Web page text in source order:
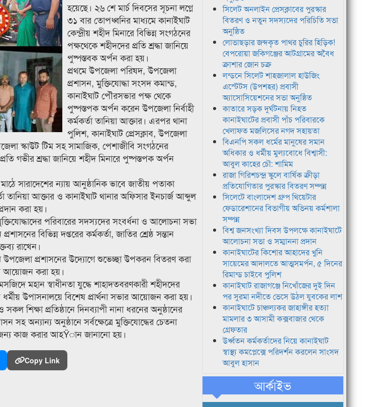
হয়েছে। ২৬ শে মার্চ দিবসের সূচনা লগ্নে
৩১ বার তোপধ্বনির মাধ্যমে কানাইঘাট
কেন্দ্রীয় শহীদ মিনারে বিভিন্ন সংগঠনের
পক্ষথেকে শহীদদের প্রতি শ্রদ্ধা জানিয়ে
পুষ্পস্তবক অর্পন করা হয়।
প্রথমে উপজেলা পরিষদ, উপজেলা
প্রশাসন, মুক্তিযোদ্ধা সংসদ কমান্ড,
কানাইঘাট পৌরসভার পক্ষ থেকে
পুষ্পস্তপক অর্পন করেন উপজেলা নির্বাহী
কর্মকর্তা তানিয়া আক্তার। এরপর থানা
পুলিশ, কানাইঘাট প্রেসক্লাব, উপজেলা
স্কাউট টিম সহ সামাজিক, পেশাজীবি সংগঠনের
গভীর শ্রদ্ধা জানিয়ে শহীদ মিনারে পুষ্পস্তপক অর্পন
সারাদেশের ন্যায় আনুষ্ঠানিক ভাবে জাতীয় পতাকা
তানিয়া আক্তার ও কানাইঘাট থানার অফিসার ইনচার্জ আব্দুল
করা হয়।
পরিবারের সদস্যদের সংবর্ধনা ও আলোচনা সভা
বিভিন্ন দপ্তরের কর্মকর্তা, জাতির শ্রেষ্ঠ সন্তান
রাখেন।
উপজেলা প্রশাসনের উদ্যোগে শুভেচ্ছা উপকরন বিতরণ করা
আয়োজন করা হয়।
মহান স্বাধীনতা যুদ্ধে শাহাদতবরণকারী শহীদদের
উপাসনালয়ে বিশেষ প্রার্থনা সভার আয়োজন করা হয়।
শিক্ষা প্রতিষ্ঠানে দিনব্যাপী নানা ধরনের অনুষ্ঠানের
সহ অন্যান্য অনুষ্ঠানে সর্বক্ষেত্রে মুক্তিযোদ্ধের চেতনা
জন্য কাজ করার আহŸান জানানো হয়।
Copy Link
সিলেট অনলাইন প্রেসক্লাবের পুরস্কার
বিতরণ ও নতুন সদস্যদের পরিচিতি সভা
অনুষ্ঠিত
লোভাছড়ার জব্দকৃত পাথর চুরির হিড়িক!
বেপরোয়া জকিগঞ্জের আটগ্রামের অবৈধ
ক্রাশার জোন চক্র
লন্ডনে সিলেট শাহজালাল হাউজিং
এস্টেটস (উপশহর) প্রবাসী
অ্যাসোসিয়েশনের সভা অনুষ্ঠিত
কাতারে সড়ক দুর্ঘটনায় নিহত
কানাইঘাটের প্রবাসী পাঁচ পরিবারকে
খেলাফত মজলিসের নগদ সহায়তা
বিএনপি সকল ধর্মের মানুষের সমান
অধিকার ও ধর্মীয় মুল্যবোধে বিশ্বাসী:
আবুল কাহের চৌ: শামিম
রাজা গিরিশচন্দ্র স্কুলে বার্ষিক ক্রীড়া
প্রতিযোগিতার পুরস্কার বিতরণ সম্পন্ন
সিলেটে বাংলাদেশ গ্রুপ থিয়েটার
ফেডারেশানের বিভাগীয় অভিনয় কর্মশালা
সম্পন্ন
বিশ্ব জনসংখ্যা দিবস উপলক্ষে কানাইঘাটে
আলোচনা সভা ও সম্মাননা প্রদান
কানাইঘাটের কিশোর আহাদের খুনি
সায়েমের আদালতে আত্মসমর্পন, ৫ দিনের
রিমান্ড চাইবে পুলিশ
কানাইঘাট রাজাগঞ্জে নিখোঁজের দুই দিন
পর সুরমা নদীতে ভেসে উঠল যুবকের লাশ
কানাইঘাটে চাঞ্চল্যকর জাহাঙ্গীর হত্যা
মামলার ৩ আসামী কক্সবাজার থেকে
গ্রেফতার
উর্ধ্বতন কর্মকর্তাদের নিয়ে কানাইঘাট
স্বাস্থ্য কমপ্লেক্সে পরিদর্শন করলেন সাংসদ
আবুল হাসান
আর্কাইভ